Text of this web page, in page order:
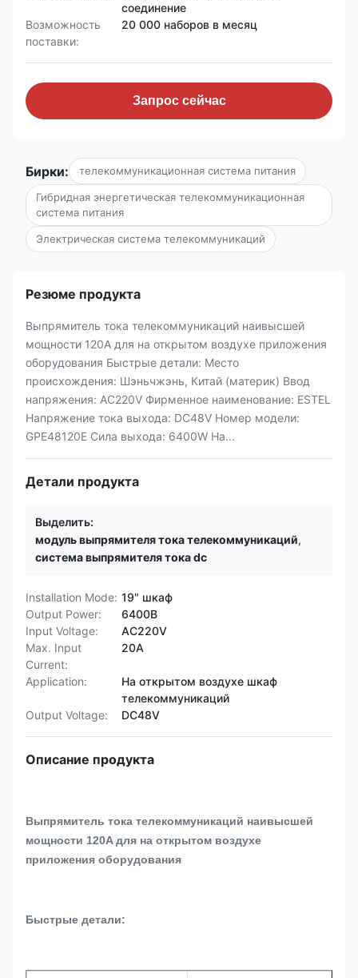
соединение
Возможность
поставки:
20 000 наборов в месяц
Запрос сейчас
Бирки: телекоммуникационная система питания
Гибридная энергетическая телекоммуникационная
система питания
Электрическая система телекоммуникаций
Резюме продукта
Выпрямитель тока телекоммуникаций наивысшей
мощности 120A для на открытом воздухе приложения
оборудования Быстрые детали: Место
происхождения: Шэньчжэнь, Китай (материк) Ввод
напряжения: AC220V Фирменное наименование: ESTEL
Напряжение тока выхода: DC48V Номер модели:
GPE48120E Сила выхода: 6400W На...
Детали продукта
Выделить:
модуль выпрямителя тока телекоммуникаций,
система выпрямителя тока dc
Installation Mode: 19" шкаф
Output Power:
6400В
Input Voltage:
AC220V
Max. Input
Current:
20А
Application:
На открытом воздухе шкаф
телекоммуникаций
Output Voltage:
DC48V
Описание продукта
Выпрямитель тока телекоммуникаций наивысшей
мощности 120A для на открытом воздухе
приложения оборудования
Быстрые детали: